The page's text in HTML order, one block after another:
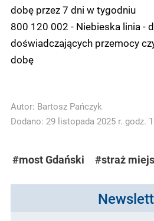
dobę przez 7 dni w tygodniu
800 120 002 - Niebieska linia -
doświadczających przemocy
dobę
Autor: Bartosz Pańczyk
Dodano: 29 listopada 2025 r. godz.
#most Gdański #straż